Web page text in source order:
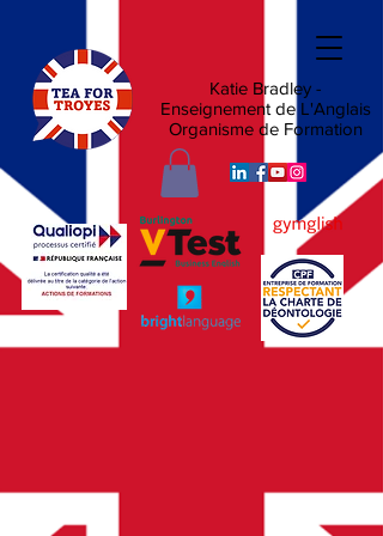
Katie Bradley -
Enseignement de L'Anglais
Organisme de Formation